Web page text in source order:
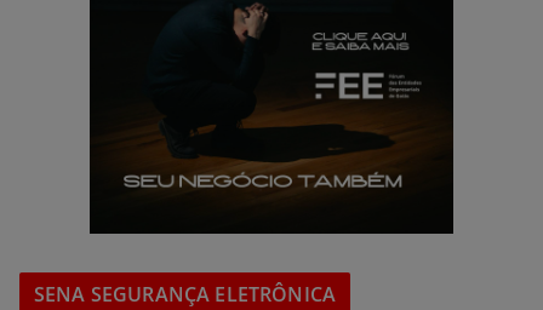
SENA SEGURANÇA ELETRÔNICA